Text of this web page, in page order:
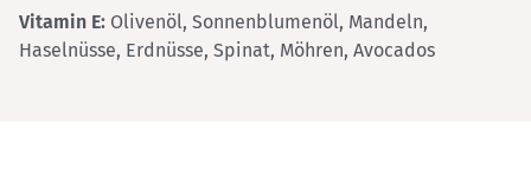
Vitamin E: Olivenöl, Sonnenblumenöl, Mandeln,
Haselnüsse, Erdnüsse, Spinat, Möhren, Avocados